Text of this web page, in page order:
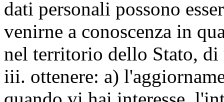
dati personali possono
venirne a conoscenza in
nel territorio dello Stato,
iii. ottenere: a)